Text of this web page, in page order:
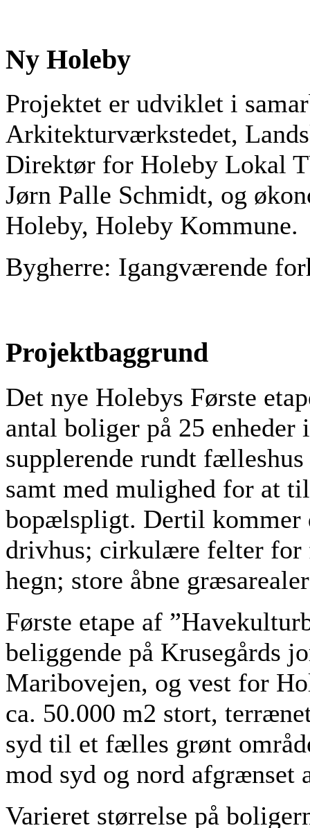
Ny Holeby
Projektet er udviklet i
Arkitekturværkstedet,
Direktør for Holeby Lokal
Jørn Palle Schmidt, og
Holeby, Holeby Kommune.
Bygherre: Igangværende
Projektbaggrund
Det nye Holebys Første
antal boliger på 25 enheder
supplerende rundt
samt med mulighed for at
bopælspligt. Dertil kommer
drivhus; cirkulære felter for
hegn; store åbne
Første etape af
beliggende på Krusegårds
Maribovejen, og vest for
ca. 50.000 m2 stort,
syd til et fælles grønt
mod syd og nord afgrænset
Varieret størrelse på